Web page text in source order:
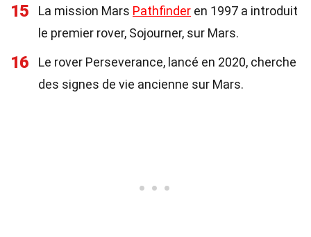
15 La mission Mars Pathfinder en 1997 a introduit
le premier rover, Sojourner, sur Mars.
16
Le rover Perseverance, lancé en 2020, cherche
des signes de vie ancienne sur Mars.